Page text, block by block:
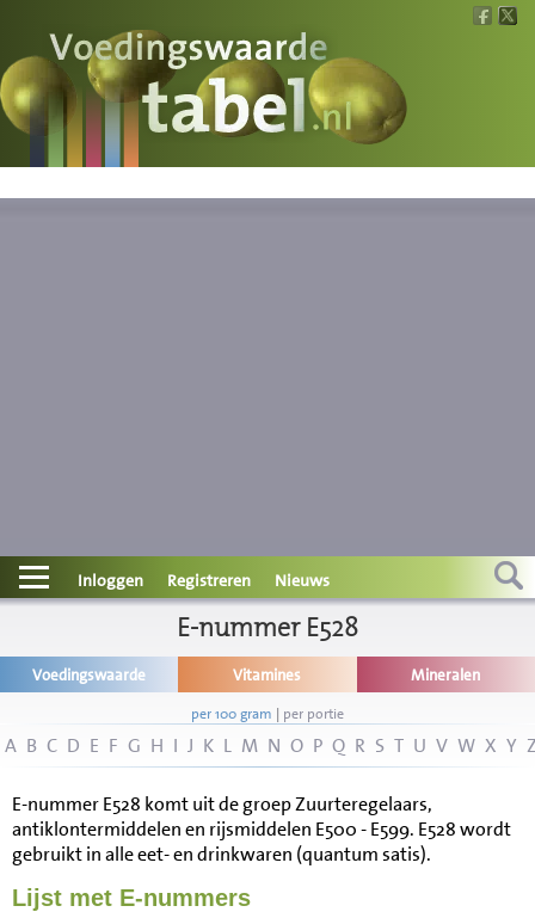
Voedingswaarde
Wat is wat?
Contact
Disclaimer
Inloggen Registreren Nieuws
E-nummer E528
Voedingswaarde Vitamines Mineralen
per 100 gram | per portie
A B C D E F G H I J K L M N O P Q R S T U V W X Y
E-nummer E528 komt uit de groep Zuurteregelaars,
antiklontermiddelen en rijsmiddelen E500 - E599. E528 wordt
gebruikt in alle eet- en drinkwaren (quantum satis).
Lijst met E-nummers